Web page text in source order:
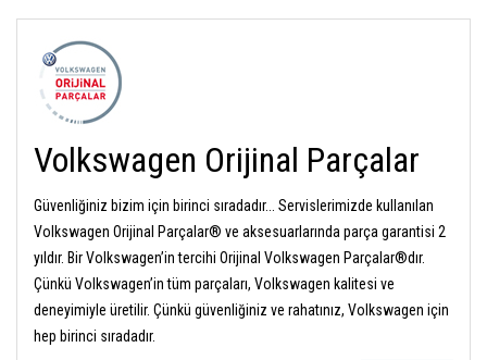
Volkswagen Orijinal Parçalar
Güvenliğiniz bizim için birinci sıradadır... Servislerimizde kullanılan
Volkswagen Orijinal Parçalar® ve aksesuarlarında parça garantisi 2
yıldır. Bir Volkswagen’in tercihi Orijinal Volkswagen Parçalar®dır.
Çünkü Volkswagen’in tüm parçaları, Volkswagen kalitesi ve
deneyimiyle üretilir. Çünkü güvenliğiniz ve rahatınız, Volkswagen için
hep birinci sıradadır.